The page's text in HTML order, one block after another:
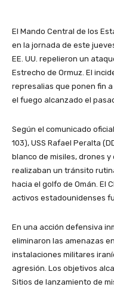
El Mando Central de los
en la jornada de este
EE. UU. repelieron un
Estrecho de Ormuz. El
represalias que ponen fin
el fuego alcanzado el
​Según el comunicado
103), USS Rafael Peralta
blanco de misiles, drones
realizaban un tránsito
hacia el golfo de Omán. El
activos estadounidenses
​En una acción defensiva
eliminaron las amenazas
instalaciones militares
agresión. Los objetivos
​Sitios de lanzamiento de